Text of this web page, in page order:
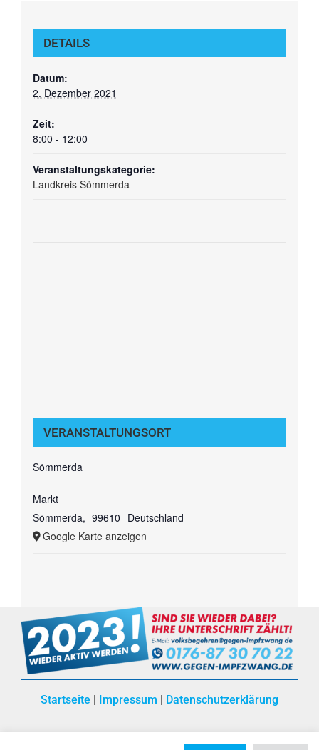
DETAILS
Datum:
2. Dezember 2021
Zeit:
8:00 - 12:00
Veranstaltungskategorie:
Landkreis Sömmerda
VERANSTALTUNGSORT
Sömmerda
Markt
Sömmerda, 99610 Deutschland
Google Karte anzeigen
Startseite Impressum Datenschutzerklärung